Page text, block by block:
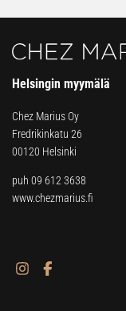
Helsingin myymälä
Chez Marius Oy
Fredrikinkatu 26
00120 Helsinki
puh 09 612 3638
www.chezmarius.fi